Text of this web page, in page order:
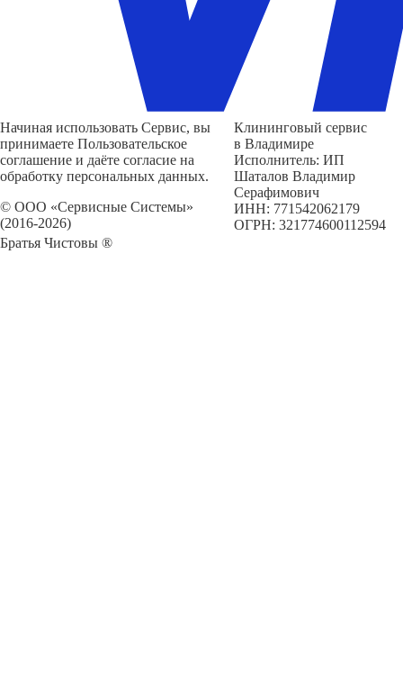
Начиная использовать Сервис, вы
принимаете Пользовательское
соглашение и даёте согласие на
обработку персональных данных.
© ООО «Сервисные Системы»
(2016-2026)
Братья Чистовы ®
Клининговый сервис
в Владимире
Исполнитель: ИП
Шаталов Владимир
Серафимович
ИНН: 771542062179
ОГРН: 321774600112594